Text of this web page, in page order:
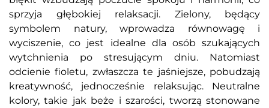
sprzyja głębokiej relaksacji. Zielony, będący
symbolem natury, wprowadza równowagę i
wyciszenie, co jest idealne dla osób szukających
wytchnienia po stresującym dniu. Natomiast
odcienie fioletu, zwłaszcza te jaśniejsze, pobudzają
kreatywność, jednocześnie relaksując. Neutralne
kolory, takie jak beże i szarości, tworzą stonowane